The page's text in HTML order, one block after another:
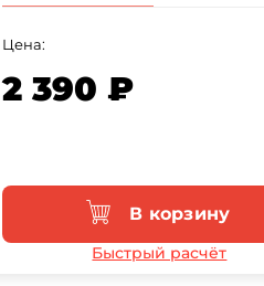
Цена:
2 390 ₽
В корзину
Быстрый расчёт